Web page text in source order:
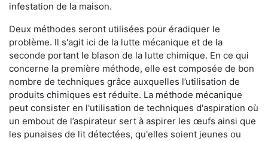
infestation de la maison.
Deux méthodes seront utilisées pour éradiquer le
problème. Il s'agit ici de la lutte mécanique et de la
seconde portant le blason de la lutte chimique. En ce qui
concerne la première méthode, elle est composée de bon
nombre de techniques grâce auxquelles l’utilisation de
produits chimiques est réduite. La méthode mécanique
peut consister en l'utilisation de techniques d'aspiration où
un embout de l’aspirateur sert à aspirer les œufs ainsi que
les punaises de lit détectées, qu'elles soient jeunes ou